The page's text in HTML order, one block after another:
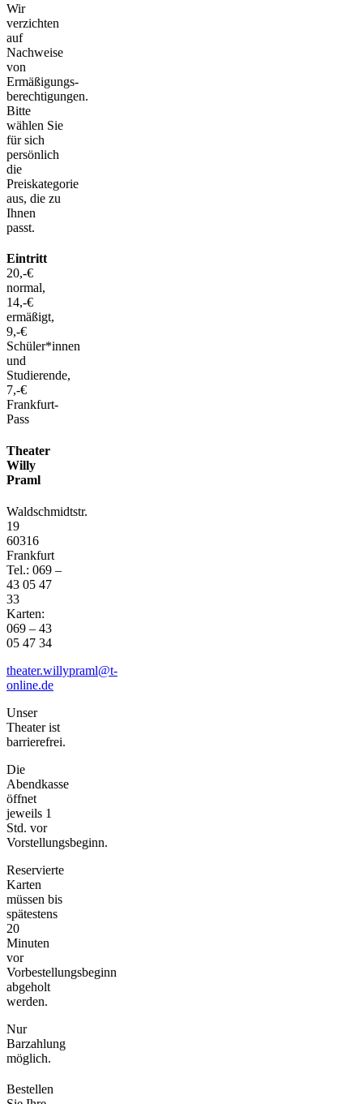
Wir
verzichten
auf
Nachweise
von
Ermäßigungs-
berechtigungen.
Bitte
wählen Sie
für sich
persönlich
die
Preiskategorie
aus, die zu
Ihnen
passt.
Eintritt
20,-€
normal,
14,-€
ermäßigt,
9,-€
Schüler*innen
und
Studierende,
7,-€
Frankfurt-
Pass
Theater
Willy
Praml
Waldschmidtstr.
19
60316
Frankfurt
Tel.: 069 –
43 05 47
33
Karten:
069 – 43
05 47 34
theater.willypraml@t-
online.de
Unser
Theater ist
barrierefrei.
Die
Abendkasse
öffnet
jeweils 1
Std. vor
Vorstellungsbeginn.
Reservierte
Karten
müssen bis
spätestens
20
Minuten
vor
Vorbestellungsbeginn
abgeholt
werden.
Nur
Barzahlung
möglich.
Bestellen